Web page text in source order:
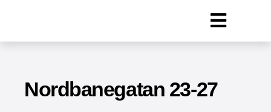
innehållet
Toggle
Nordbanegatan 23-27